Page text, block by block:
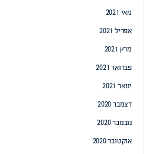
מאי 2021
אפריל 2021
מרץ 2021
פברואר 2021
ינואר 2021
דצמבר 2020
נובמבר 2020
אוקטובר 2020